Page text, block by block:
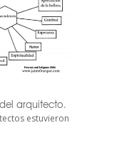
arquitecto.
estuvieron